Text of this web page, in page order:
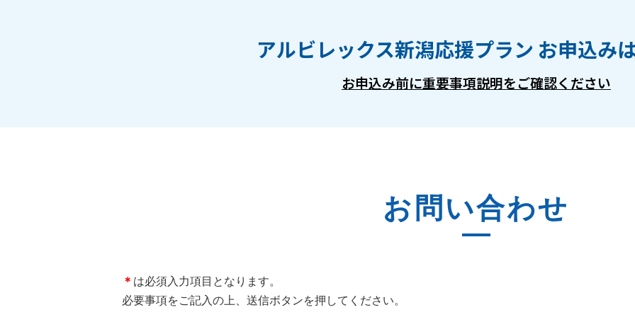
アルビレックス新潟応援プラン お申込み
お申込み前に重要事項説明をご確認ください
お問い合わせ
＊ は必須入力項目となります。
必要事項をご記入の上、送信ボタンを押してください。